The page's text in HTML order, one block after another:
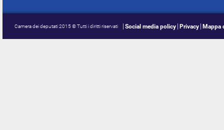
Camera dei deputati 2015 © Tutti i diritti riservati Social media policy Privacy Mappa